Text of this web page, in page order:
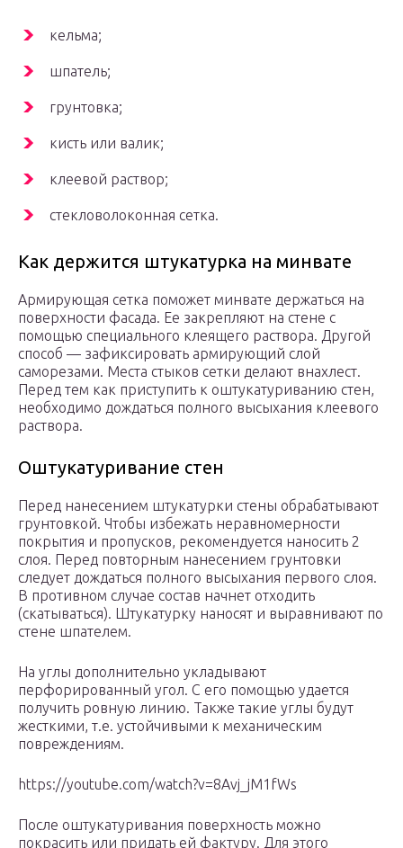
кельма;
шпатель;
грунтовка;
кисть или валик;
клеевой раствор;
стекловолоконная сетка.
Как держится штукатурка на минвате
Армирующая сетка поможет минвате держаться на
поверхности фасада. Ее закрепляют на стене с
помощью специального клеящего раствора. Другой
способ — зафиксировать армирующий слой
саморезами. Места стыков сетки делают внахлест.
Перед тем как приступить к оштукатуриванию стен,
необходимо дождаться полного высыхания клеевого
раствора.
Оштукатуривание стен
Перед нанесением штукатурки стены обрабатывают
грунтовкой. Чтобы избежать неравномерности
покрытия и пропусков, рекомендуется наносить 2
слоя. Перед повторным нанесением грунтовки
следует дождаться полного высыхания первого слоя.
В противном случае состав начнет отходить
(скатываться). Штукатурку наносят и выравнивают по
стене шпателем.
На углы дополнительно укладывают
перфорированный угол. С его помощью удается
получить ровную линию. Также такие углы будут
жесткими, т.е. устойчивыми к механическим
повреждениям.
https://youtube.com/watch?v=8Avj_jM1fWs
После оштукатуривания поверхность можно
покрасить или придать ей фактуру. Для этого